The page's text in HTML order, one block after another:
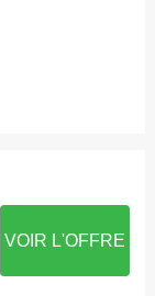
VOIR L'OFFRE